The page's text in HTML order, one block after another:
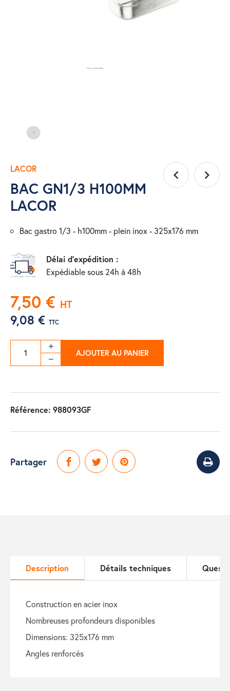
LACOR
BAC GN1/3 H100MM
LACOR
bac gastro 1/3 - h100mm - plein inox - 325x176 mm
Délai d'expédition :
Expédiable sous 24h à 48h
7,50 € HT
9,08 € TTC
AJOUTER AU PANIER
Référence: 988093GF
Partager
Description Détails techniques
construction en acier inox
nombreuses profondeurs disponibles
dimensions: 325x176 mm
angles renforcés